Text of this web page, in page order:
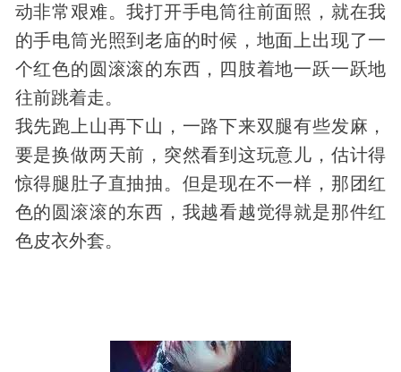
动非常艰难。我打开手电筒往前面照，就在我
的手电筒光照到老庙的时候，地面上出现了一
个红色的圆滚滚的东西，四肢着地一跃一跃地
往前跳着走。
我先跑上山再下山，一路下来双腿有些发麻，
要是换做两天前，突然看到这玩意儿，估计得
惊得腿肚子直抽抽。但是现在不一样，那团红
色的圆滚滚的东西，我越看越觉得就是那件红
色皮衣外套。